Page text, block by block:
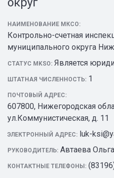
НАИМЕНОВАНИЕ МКСО:
Контрольно-счетная
муниципального округа
СТАТУС MKSO: Является
ШТАТНАЯ ЧИСЛЕННОСТЬ: 1
ПОЧТОВЫЙ АДРЕС:
607800, Нижегородская
ул.Коммунистическая, д. 11
ЭЛЕКТРОННЫЙ АДРЕС: luk-
РУКОВОДИТЕЛЬ: Автаева
КОНТАКТНЫЕ ТЕЛЕФОНЫ: